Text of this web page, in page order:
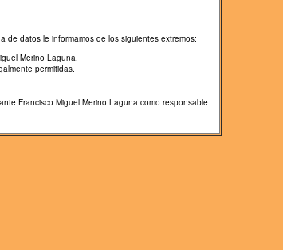
de datos le informamos de los siguientes extremos:
Merino Laguna.
permitidas.
Francisco Miguel Merino Laguna como responsable